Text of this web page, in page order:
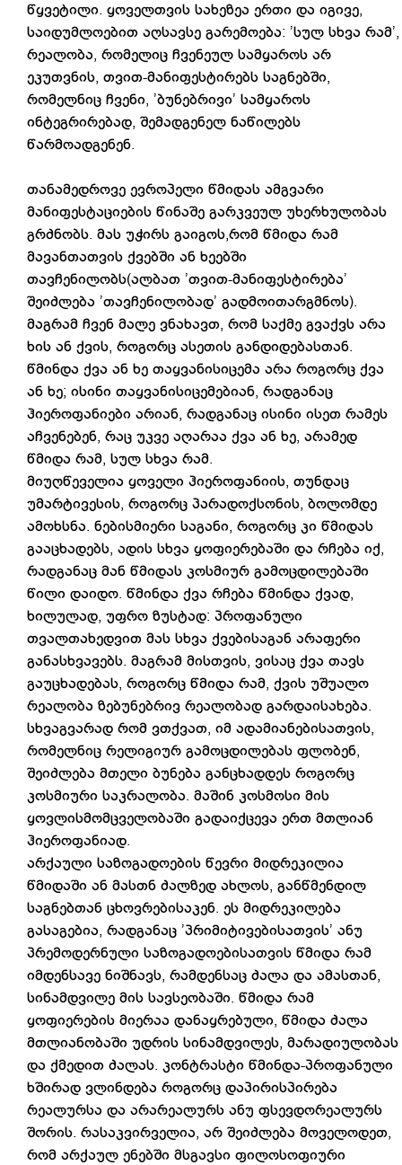
წყვეტილი. ყოველთვის სახეზეა ერთი და იგივე,
საიდუმლოებით აღსავსე გარემოება: ’სულ სხვა რამ’,
რეალობა, რომელიც ჩვენეულ სამყაროს არ
ეკუთვნის, თვით-მანიფესტირებს საგნებში,
რომელნიც ჩვენი, ’ბუნებრივი’ სამყაროს
ინტეგრირებად, შემადგენელ ნაწილებს
წარმოადგენენ.
თანამედროვე ევროპელი წმიდას ამგვარი
მანიფესტაციების წინაშე გარკვეულ უხერხულობას
გრძნობს. მას უჭირს გაიგოს,რომ წმიდა რამ
მავანთათვის ქვებში ან ხეებში
თავჩენილობს(ალბათ ’თვით-მანიფესტირება’
შეიძლება ’თავჩენილობად’ გადმოითარგმნოს).
მაგრამ ჩვენ მალე ვნახავთ, რომ საქმე გვაქვს არა
ხის ან ქვის, როგორც ასეთის განდიდებასთან.
წმინდა ქვა ან ხე თაყვანისიცემა არა როგორც ქვა
ან ხე; ისინი თაყვანისიცემებიან, რადგანაც
ჰიეროფანიები არიან, რადგანაც ისინი ისეთ რამეს
აჩვენებენ, რაც უკვე აღარაა ქვა ან ხე, არამედ
წმიდა რამ, სულ სხვა რამ.
მიუღწეველია ყოველი ჰიეროფანიის, თუნდაც
უმარტივესის, როგორც პარადოქსონის, ბოლომდე
ამოხსნა. ნებისმიერი საგანი, როგორც კი წმიდას
გააცხადებს, ადის სხვა ყოფიერებაში და რჩება იქ,
რადგანაც მან წმიდას კოსმიურ გამოცდილებაში
წილი დაიდო. წმინდა ქვა რჩება წმინდა ქვად,
ხილულად, უფრო ზუსტად: პროფანული
თვალთახედვით მას სხვა ქვებისაგან არაფერი
განასხვავებს. მაგრამ მისთვის, ვისაც ქვა თავს
გაუცხადებას, როგორც წმიდა რამ, ქვის უშუალო
რეალობა ზებუნებრივ რეალობად გარდაისახება.
სხვაგვარად რომ ვთქვათ, იმ ადამიანებისათვის,
რომელნიც რელიგიურ გამოცდილებას ფლობენ,
შეიძლება მთელი ბუნება განცხადდეს როგორც
კოსმიური საკრალობა. მაშინ კოსმოსი მის
ყოვლისმომცველობაში გადაიქცევა ერთ მთლიან
ჰიეროფანიად.
არქაული საზოგადოების წევრი მიდრეკილია
წმიდაში ან მასთნ ძალზედ ახლოს, განწმენდილ
საგნებთან ცხოვრებისაკენ. ეს მიდრეკილება
გასაგებია, რადგანაც ’პრიმიტივებისათვის’ ანუ
პრემოდერნული საზოგადოებისათვის წმიდა რამ
იმდენსავე ნიშნავს, რამდენსაც ძალა და ამასთან,
სინამდვილე მის სავსეობაში. წმიდა რამ
ყოფიერების მიერაა დანაყრებული, წმიდა ძალა
მთლიანობაში უდრის სინამდვილეს, მარადიულობას
და ქმედით ძალას. კონტრასტი წმინდა-პროფანული
ხშირად ვლინდება როგორც დაპირისპირება
რეალურსა და არარეალურს ანუ ფსევდორეალურს
შორის. რასაკვირველია, არ შეიძლება მოველოდეთ,
რომ არქაულ ენებში მსგავსი ფილოსოფიური